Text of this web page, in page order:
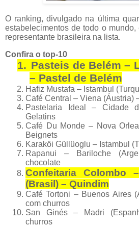
O ranking, divulgado na última
estabelecimentos de todo o
representante brasileira na lista.
Confira o top-10
1. Pasteis de Belém –
– Pastel de Belém
Hafiz Mustafa – Istambul
Café Central – Viena (Áustria)
Pastelaria Ideal – Cidade
Gelatins
Café Du Monde – Nova
Beignets
Karaköi Güllüoglu – Istambul
Rapanui – Bariloche
chocolate
Confeitaria Colombo
(Brasil) – Quindim
Café Tortoni – Buenos Aires
com churros
San Ginés – Madri
churros